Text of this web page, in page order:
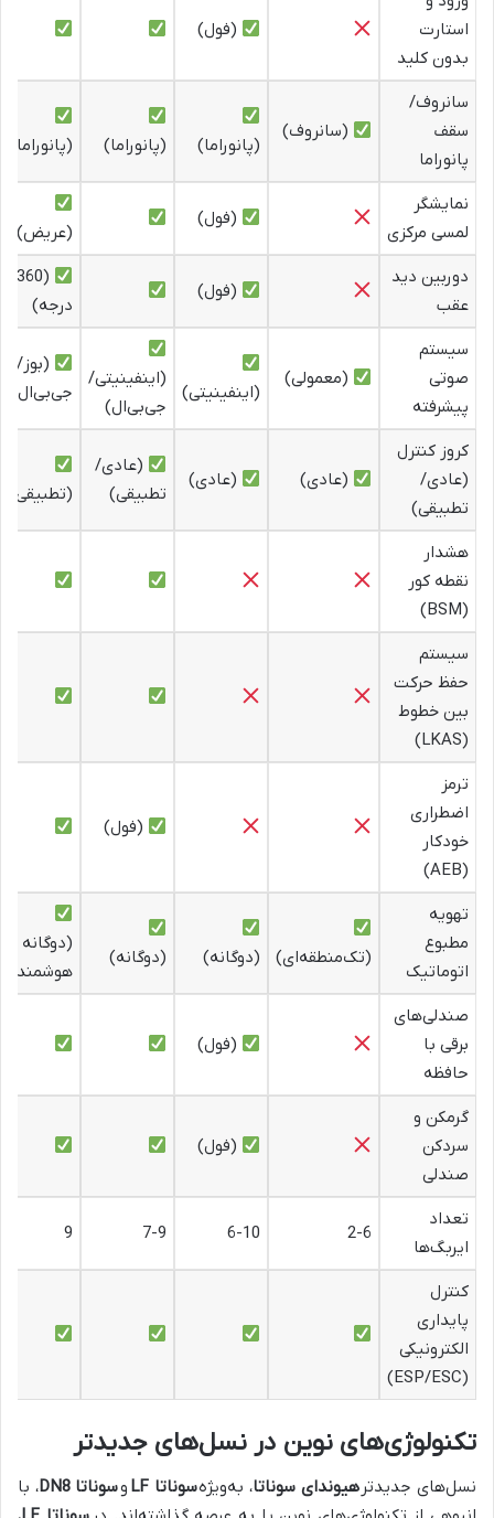
استارت
بدون کلید
(فول)
سانروف/
سقف
پانوراما
(سانروف)
(پانوراما) (پانوراما) (پانوراما)
نمایشگر
لمسی مرکزی
(فول)
(عریض)
دوربین دید
عقب
(فول)
(360
درجه)
سیستم
صوتی
پیشرفته
(معمولی)
(اینفینیتی)
(اینفینیتی/
جی‌بی‌ال)
(بوز/
جی‌بی‌ال)
کروز کنترل
(عادی/
تطبیقی)
(عادی) (عادی)
(عادی/
تطبیقی)
(تطبیقی)
هشدار
نقطه کور
(BSM)
سیستم
حفظ حرکت
بین خطوط
(LKAS)
ترمز
اضطراری
خودکار
(AEB)
(فول)
تهویه
مطبوع
اتوماتیک
(تک‌منطقه‌ای) (دوگانه) (دوگانه)
(دوگانه
هوشمند)
صندلی‌های
برقی با
حافظه
(فول)
گرمکن و
سردکن
صندلی
(فول)
تعداد
ایربگ‌ها
2-6
6-10
7-9
9
کنترل
پایداری
الکترونیکی
(ESP/ESC)
تکنولوژی‌های نوین در نسل‌های جدیدتر
نسل‌های جدیدتر هیوندای سوناتا، به‌ویژهسوناتا LF وسوناتا DN8
، با